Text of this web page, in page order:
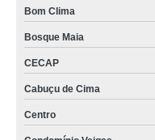
Bom Clima
Bosque Maia
CECAP
Cabuçu de Cima
Centro